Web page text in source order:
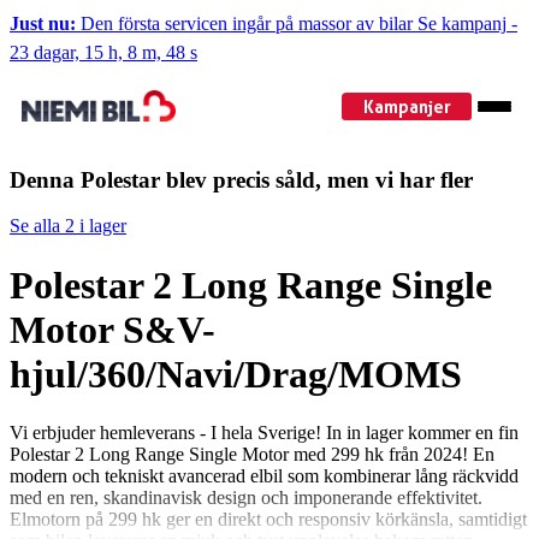
Just nu: Den första servicen ingår på massor av bilar Se kampanj -
23 dagar, 15 h, 8 m, 47 s
Kampanjer
Denna Polestar blev precis såld, men vi har fler
Se alla 2 i lager
Polestar 2 Long Range Single
Motor S&V-
hjul/360/Navi/Drag/MOMS
Vi erbjuder hemleverans - I hela Sverige! In in lager kommer en fin
Polestar 2 Long Range Single Motor med 299 hk från 2024! En
modern och tekniskt avancerad elbil som kombinerar lång räckvidd
med en ren, skandinavisk design och imponerande effektivitet.
Elmotorn på 299 hk ger en direkt och responsiv körkänsla, samtidigt